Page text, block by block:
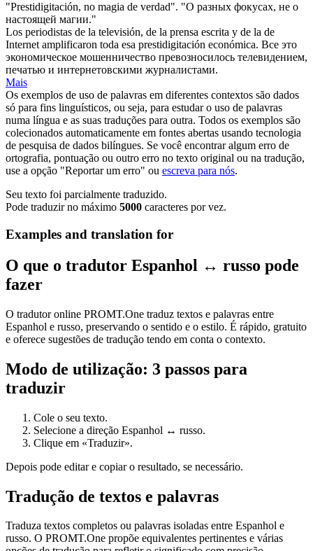
"Prestidigitación, no magia de verdad". "О разных фокусах, не о
настоящей магии."
Los periodistas de la televisión, de la prensa escrita y de la de
Internet amplificaron toda esa prestidigitación económica. Все это
экономическое мошенничество превозносилось телевидением,
печатью и интернетовскими журналистами.
Mais
Os exemplos de uso de palavras em diferentes contextos são dados
só para fins linguísticos, ou seja, para estudar o uso de palavras
numa língua e as suas traduções para outra. Todos os exemplos são
colecionados automaticamente em fontes abertas usando tecnologia
de pesquisa de dados bilíngues. Se você encontrar algum erro de
ortografia, pontuação ou outro erro no texto original ou na tradução,
use a opção "Reportar um erro" ou escreva para nós.
Seu texto foi parcialmente traduzido.
Pode traduzir no máximo 5000 caracteres por vez.
Examples and translation for
O que o tradutor Espanhol ↔ russo pode
fazer
O tradutor online PROMT.One traduz textos e palavras entre
Espanhol e russo, preservando o sentido e o estilo. É rápido, gratuito
e oferece sugestões de tradução tendo em conta o contexto.
Modo de utilização: 3 passos para
traduzir
Cole o seu texto.
Selecione a direção Espanhol ↔ russo.
Clique em «Traduzir».
Depois pode editar e copiar o resultado, se necessário.
Tradução de textos e palavras
Traduza textos completos ou palavras isoladas entre Espanhol e
russo. O PROMT.One propõe equivalentes pertinentes e várias